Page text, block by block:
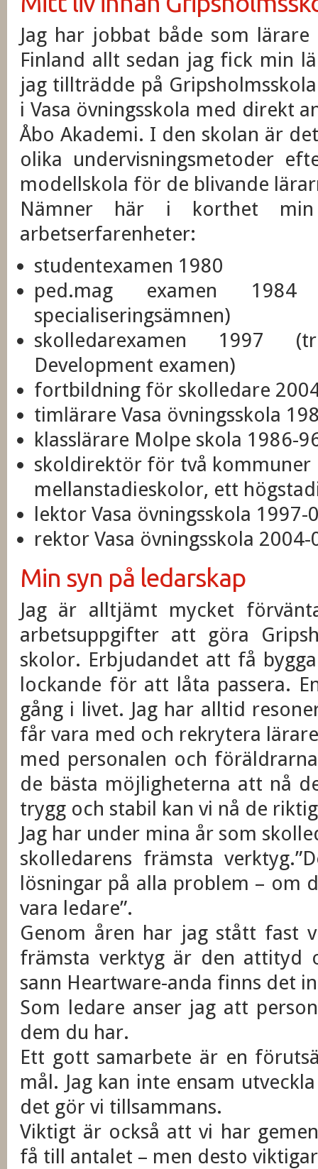
Jag har jobbat både som
Finland allt sedan jag fick min
jag tillträdde på
i Vasa övningsskola med direkt
Åbo Akademi. I den skolan är
olika undervisningsmetoder
modellskola för de blivande
Nämner här i korthet
arbetserfarenheter:
studentexamen 1980
ped.mag examen
specialiseringsämnen)
skolledarexamen 1997
Development examen)
fortbildning för skolledare
timlärare Vasa övningsskola
klasslärare Molpe skola 1986-
skoldirektör för två kommuner
mellanstadieskolor, ett
lektor Vasa övningsskola 1997-
rektor Vasa övningsskola 2004-
Min syn på ledarskap
Jag är alltjämt mycket
arbetsuppgifter att göra
skolor. Erbjudandet att få
lockande för att låta passera.
gång i livet. Jag har alltid
får vara med och rekrytera
med personalen och
de bästa möjligheterna att nå
trygg och stabil kan vi nå de
Jag har under mina år som
skolledarens främsta
lösningar på alla problem – om
vara ledare”.
Genom åren har jag stått fast
främsta verktyg är den attityd
sann Heartware-anda finns det
Som ledare anser jag att
dem du har.
Ett gott samarbete är en
mål. Jag kan inte ensam
det gör vi tillsammans.
Viktigt är också att vi har
få till antalet – men desto